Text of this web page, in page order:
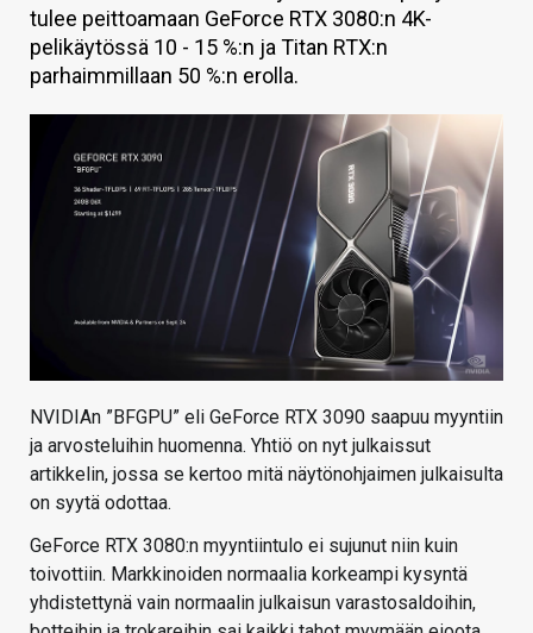
KAUPPA
VAIHDA TEEMA
HAKU
tulee peittoamaan GeForce RTX 3080:n 4K-
pelikäytössä 10 - 15 %:n ja Titan RTX:n
parhaimmillaan 50 %:n erolla.
NVIDIAn ”BFGPU” eli GeForce RTX 3090 saapuu myyntiin
ja arvosteluihin huomenna. Yhtiö on nyt julkaissut
artikkelin, jossa se kertoo mitä näytönohjaimen julkaisulta
on syytä odottaa.
GeForce RTX 3080:n myyntiintulo ei sujunut niin kuin
toivottiin. Markkinoiden normaalia korkeampi kysyntä
yhdistettynä vain normaalin julkaisun varastosaldoihin,